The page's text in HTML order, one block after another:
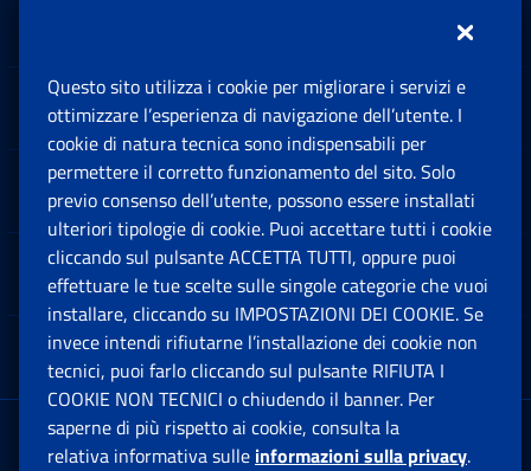
Sedi e Contatti
Software
Note Legali
App mobile
Sede Legale : Via Ciro il Grande, 21
Questo sito utilizza i cookie per migliorare i servizi e
ottimizzare l’esperienza di navigazione dell’utente. I
cookie di natura tecnica sono indispensabili per
permettere il corretto funzionamento del sito. Solo
previo consenso dell’utente, possono essere installati
ulteriori tipologie di cookie. Puoi accettare tutti i cookie
cliccando sul pulsante ACCETTA TUTTI, oppure puoi
effettuare le tue scelte sulle singole categorie che vuoi
installare, cliccando su IMPOSTAZIONI DEI COOKIE. Se
invece intendi rifiutarne l’installazione dei cookie non
tecnici, puoi farlo cliccando sul pulsante RIFIUTA I
COOKIE NON TECNICI o chiudendo il banner. Per
saperne di più rispetto ai cookie, consulta la
relativa informativa sulle informazioni sulla privacy.